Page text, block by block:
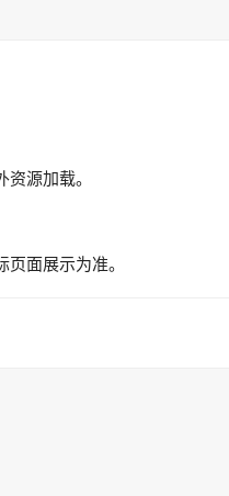
源加载。
面展示为准。